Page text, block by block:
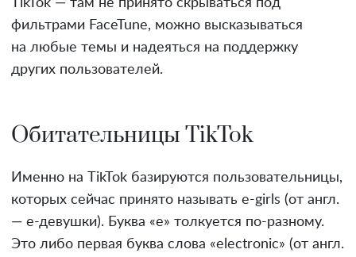
фильтрами FaceTune, можно высказываться
на любые темы и надеяться на поддержку
других пользователей.
Обитательницы TikTok
Именно на TikTok базируются пользовательницы,
которых сейчас принято называть e-girls (от англ.
— е-девушки). Буква «е» толкуется по-разному.
Это либо первая буква слова «electronic» (от англ.